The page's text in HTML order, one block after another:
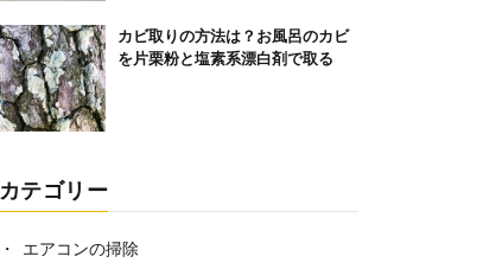
カビ取りの方法は？お風呂のカビ
を片栗粉と塩素系漂白剤で取る
カテゴリー
エアコンの掃除